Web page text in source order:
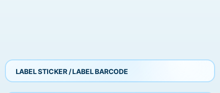
LABEL STICKER / LABEL BARCODE